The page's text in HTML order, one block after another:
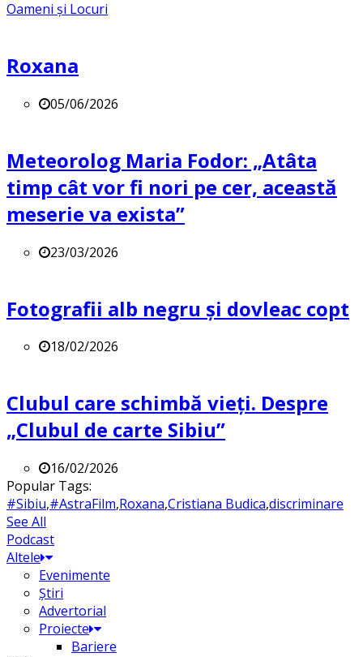
Oameni și Locuri
Roxana
05/06/2026
Meteorolog Maria Fodor: „Atâta
timp cât vor fi nori pe cer, această
meserie va exista”
23/03/2026
Fotografii alb negru și dovleac copt
18/02/2026
Clubul care schimbă vieți. Despre
„Clubul de carte Sibiu”
16/02/2026
Popular Tags:
#Sibiu,#AstraFilm,Roxana,Cristiana Budica,discriminare
See All
Podcast
Altele
Evenimente
Știri
Advertorial
Proiecte
Bariere